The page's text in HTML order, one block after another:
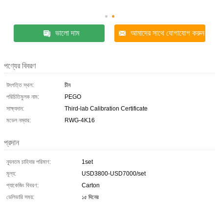
ভালো দাম আমাদের সাথে যোগাযোগ করুন
পণ্যের বিবরণ
উৎপত্তি স্থল:
চীন
পরিচিতিমুলক নাম:
PEGO
সাক্ষ্যদান:
Third-lab Calibration Certificate
মডেল নম্বার:
RWG-4K16
প্রদান
ন্যূনতম চাহিদার পরিমাণ:
1set
মূল্য:
USD3800-USD7000/set
প্যাকেজিং বিবরণ:
Carton
ডেলিভারি সময়:
১৫ দিনের